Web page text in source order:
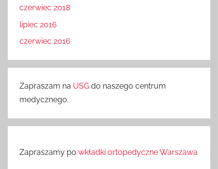
czerwiec 2018
lipiec 2016
czerwiec 2016
Zapraszam na USG do naszego centrum
medycznego.
Zapraszamy po wkładki ortopedyczne Warszawa